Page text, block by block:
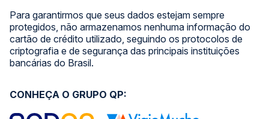
Para garantirmos que seus dados estejam sempre
protegidos, não armazenamos nenhuma informação do
cartão de crédito utilizado, seguindo os protocolos de
criptografia e de segurança das principais instituições
bancárias do Brasil.
CONHEÇA O GRUPO QP: